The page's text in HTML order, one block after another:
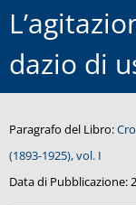
dazio di
Paragrafo del Libro:
(1893-1925), vol. I
Data di Pubblicazione: